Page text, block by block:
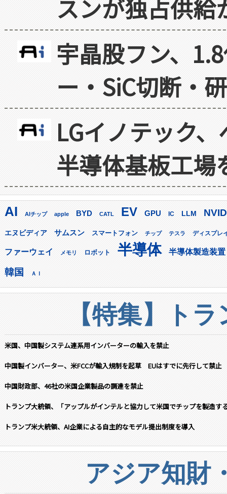
スンが独占供給
宇晶股フン、
ー・SiC切断・
LGイノテック
半導体基板工場
AI AIチップ apple BYD CATL EV GPU IC LLM
エヌビディア サムスン スマートフォン チップ テスラ ディスプレ
ファーウェイ メモリ ロボット 半導体 半導体製造装置
韓国 ＡＩ
【特集】ト
米国、中国製システム連系用インバーターの輸入を禁止
中国製インバーター、米FCCが輸入規制を起草 EUはすでに先行して禁止
中国財政部、46社の米国企業製品の調達を禁止
トランプ大統領、「アップルがインテルと協力して米国でチップを製造す
トランプ米大統領、AI企業による自主的なモデル提出制度を導入
アジア知財